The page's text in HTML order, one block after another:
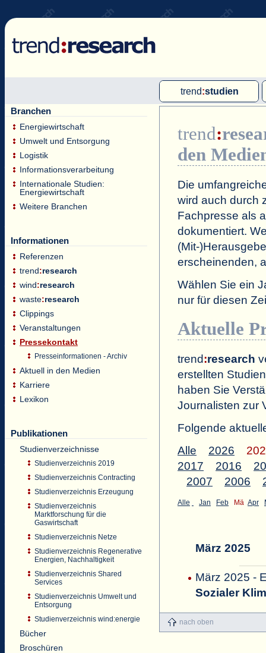
trend:studien
Single-Client-Studien
Internationale Markt Reports
Branchen
Energiewirtschaft
Umwelt und Entsorgung
Logistik
Informationsverarbeitung
Internationale Studien:
Energiewirtschaft
Weitere Branchen
Informationen
Referenzen
trend:research
wind:research
waste:research
Clippings
Veranstaltungen
Pressekontakt
Presseinformationen - Archiv
Aktuell in den Medien
Karriere
Lexikon
Publikationen
Studienverzeichnisse
Studienverzeichnis 2019
Studienverzeichnis Contracting
Studienverzeichnis Erzeugung
Studienverzeichnis
Marktforschung für die
Gaswirtschaft
Studienverzeichnis Netze
Studienverzeichnis Regenerative
Energien, Nachhaltigkeit
Studienverzeichnis Shared
Services
Studienverzeichnis Umwelt und
Entsorgung
Studienverzeichnis wind:energie
Bücher
Broschüren
trend:
den
Die
wird auch durch
Fachpresse als
dokumentiert.
(Mit-
erscheinenden,
Wählen Sie ein
nur für diesen
Aktuelle
trend:research
erstellten
haben Sie
Journalisten zur
Folgende
Alle
2026
2017
2016
2007
2006
Alle Jan Feb Mä Apr
März 2025
März 2025 -
Sozialer
nach oben